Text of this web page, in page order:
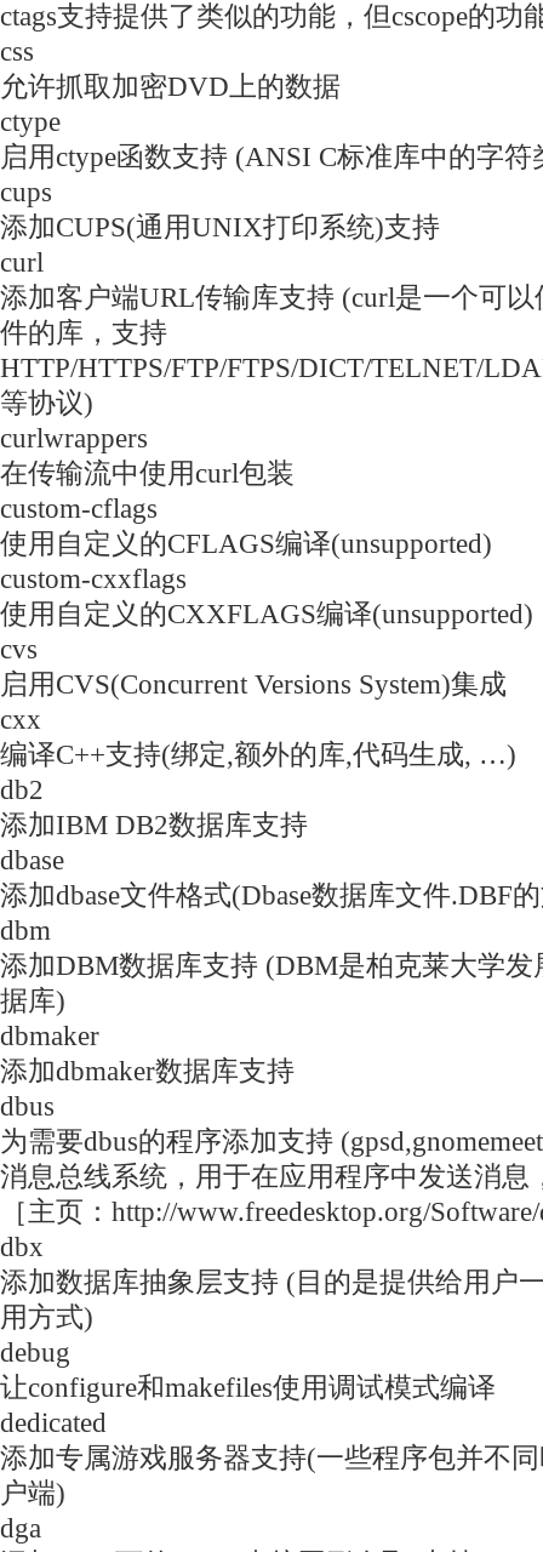
ctags支持提供了类似的功能，但cscope的功
css
允许抓取加密DVD上的数据
ctype
启用ctype函数支持 (ANSI C标准库中的字
cups
添加CUPS(通用UNIX打印系统)支持
curl
添加客户端URL传输库支持 (curl是一个可
件的库，支持
HTTP/HTTPS/FTP/FTPS/DICT/TELNET/
等协议)
curlwrappers
在传输流中使用curl包装
custom-cflags
使用自定义的CFLAGS编译(unsupported)
custom-cxxflags
使用自定义的CXXFLAGS编译(unsupported)
cvs
启用CVS(Concurrent Versions System)集成
cxx
编译C++支持(绑定,额外的库,代码生成, …)
db2
添加IBM DB2数据库支持
dbase
添加dbase文件格式(Dbase数据库文件.DBF
dbm
添加DBM数据库支持 (DBM是柏克莱大学发
据库)
dbmaker
添加dbmaker数据库支持
dbus
为需要dbus的程序添加支持
消息总线系统，用于在应用程序中发送消息
［主页：http://www.freedesktop.org/
dbx
添加数据库抽象层支持 (目的是提供给用户
用方式)
debug
让configure和makefiles使用调试模式编译
dedicated
添加专属游戏服务器支持(一些程序包并不
户端)
dga